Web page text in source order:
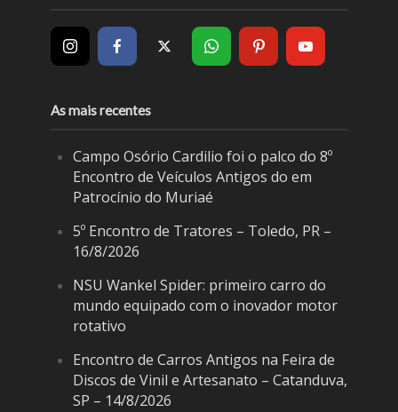
As mais recentes
Campo Osório Cardilio foi o palco do 8º
Encontro de Veículos Antigos do em
Patrocínio do Muriaé
5º Encontro de Tratores – Toledo, PR –
16/8/2026
NSU Wankel Spider: primeiro carro do
mundo equipado com o inovador motor
rotativo
Encontro de Carros Antigos na Feira de
Discos de Vinil e Artesanato – Catanduva,
SP – 14/8/2026